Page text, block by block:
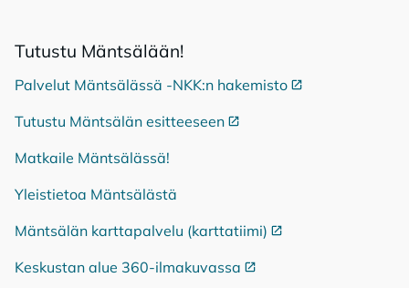
Tu­tus­tu Mänt­sä­lään!
Palvelut Mäntsälässä -NKK:n hakemisto Ulkoinen linkki
Tutustu Mäntsälän esitteeseen Ulkoinen linkki
Matkaile Mäntsälässä!
Yleistietoa Mäntsälästä
Mäntsälän karttapalvelu (karttatiimi) Ulkoinen linkki
Keskustan alue 360-ilmakuvassa Ulkoinen linkki